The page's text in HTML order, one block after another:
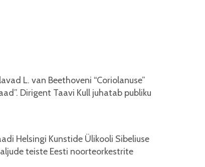
L. van Beethoveni “Coriolanuse”
Dirigent Taavi Kull juhatab publiku
Helsingi Kunstide Ülikooli Sibeliuse
teiste Eesti noorteorkestrite